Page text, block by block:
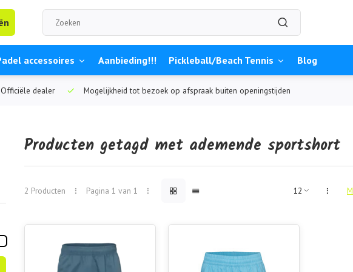
accessoires Aanbieding!!! Pickleball/Beach Tennis Blog
Officiële dealer Mogelijkheid tot bezoek op afspraak buiten openingstijden
Producten getagd met ademende sportshort
2 Producten Pagina 1 van 1